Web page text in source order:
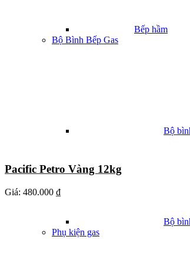
Bếp hầm
Bộ Bình Bếp Gas
Bộ
Bộ
Phụ kiện gas
Pacific Petro Vàng 12kg
Giá: 480.000 ₫